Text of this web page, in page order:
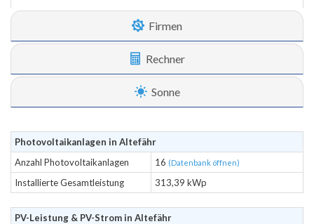
Firmen
Rechner
Sonne
Photovoltaikanlagen in Altefähr
Anzahl Photovoltaikanlagen
16 (Datenbank öffnen)
Installierte Gesamtleistung 313,39 kWp
PV-Leistung & PV-Strom in Altefähr